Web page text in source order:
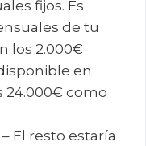
fijos. Es
de tu
los 2.000€
en
24.000€ como
– El resto estaría